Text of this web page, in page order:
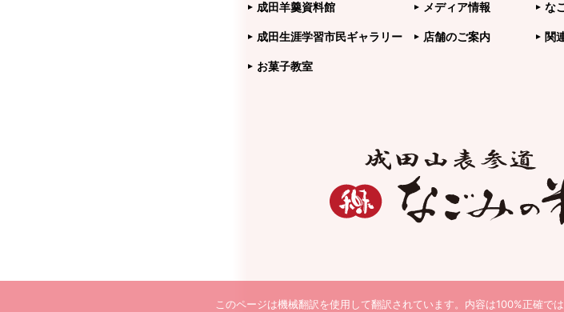
成田羊羹資料館
成田生涯学習市民ギャラリー
お菓子教室
メディア情報
店舗のご案内
な
関
このページは機械翻訳を使用して翻訳されています。内容は100%正確で